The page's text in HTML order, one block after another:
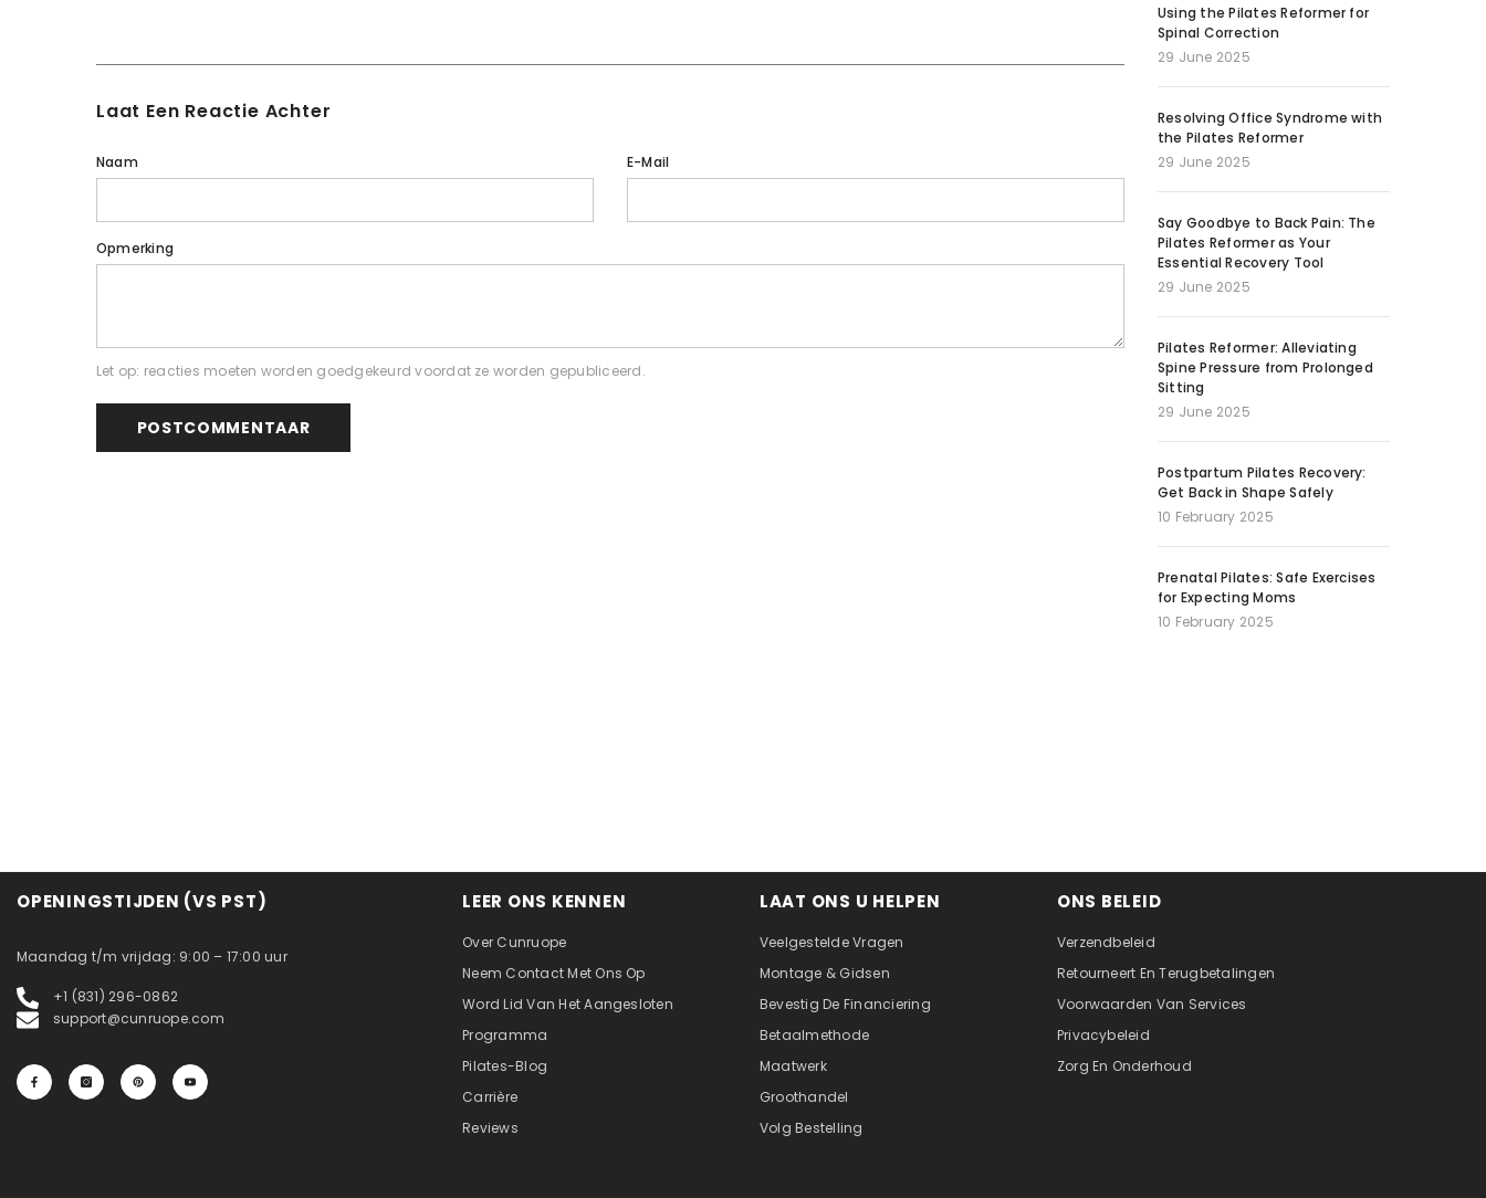
Using the Pilates Reformer for
Spinal Correction
29 June 2025
Resolving Office Syndrome with
the Pilates Reformer
29 June 2025
Say Goodbye to Back Pain: The
Pilates Reformer as Your
Essential Recovery Tool
29 June 2025
Pilates Reformer: Alleviating
Spine Pressure from Prolonged
Sitting
29 June 2025
Postpartum Pilates Recovery:
Get Back in Shape Safely
10 February 2025
Prenatal Pilates: Safe Exercises
for Expecting Moms
10 February 2025
Laat Een Reactie Achter
Naam E-Mail
Opmerking
Let op: reacties moeten worden goedgekeurd voordat ze worden gepubliceerd.
OPENINGSTIJDEN (VS PST)
Maandag t/m vrijdag: 9:00 – 17:00 uur
+1 (831) 296-0862
support@cunruope.com
LEER ONS KENNEN
Over Cunruope
Neem Contact Met Ons Op
Word Lid Van Het Aangesloten
Programma
Pilates-Blog
Carrière
Reviews
LAAT ONS U HELPEN
Veelgestelde Vragen
Montage & Gidsen
Bevestig De Financiering
Betaalmethode
Maatwerk
Groothandel
Volg Bestelling
ONS BELEID
Verzendbeleid
Retourneert En Terugbetalingen
Voorwaarden Van Services
Privacybeleid
Zorg En Onderhoud